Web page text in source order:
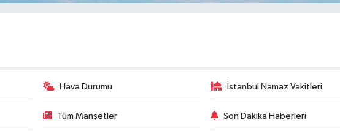
Hava Durumu İstanbul Namaz Vakitleri
Tüm Manşetler Son Dakika Haberleri